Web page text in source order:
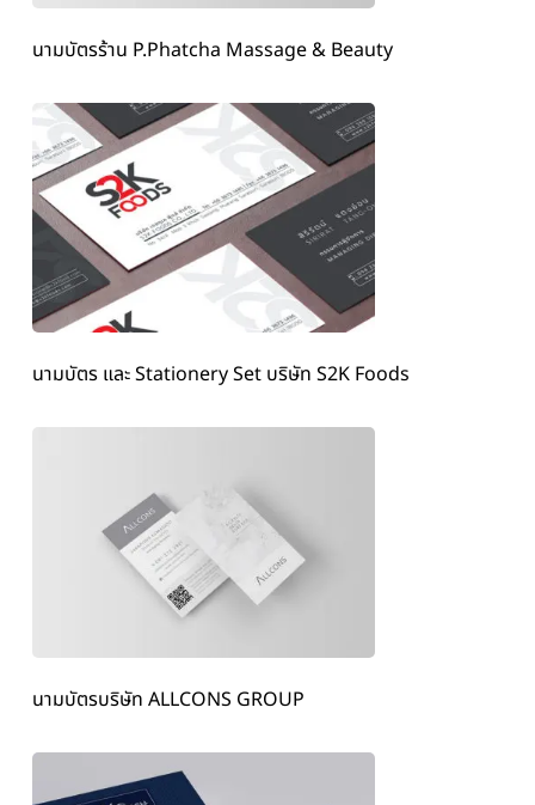
นามบัตรร้าน P.Phatcha Massage & Beauty
นามบัตร และ Stationery Set บริษัท S2K Foods
นามบัตรบริษัท ALLCONS GROUP